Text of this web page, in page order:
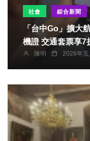
社會 綜合新聞
「台中Go」擴大
機證 交通套票享7
陳明 2026年五